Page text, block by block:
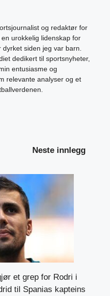
og redaktør for
urokkelig lidenskap for
dyrket siden jeg var barn.
dedikert til sportsnyheter,
entusiasme og
relevante analyser og et
Neste innlegg
et grep for Rodri i
til Spanias kapteins